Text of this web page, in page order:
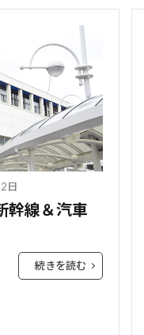
日
幹線＆汽車
続きを読む